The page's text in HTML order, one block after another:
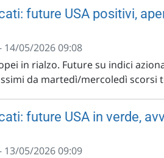
future USA positivi,
14/05/2026 09:08
in rialzo. Future su indici
da martedì/mercoledì scorsi
future USA in verde,
13/05/2026 09:09